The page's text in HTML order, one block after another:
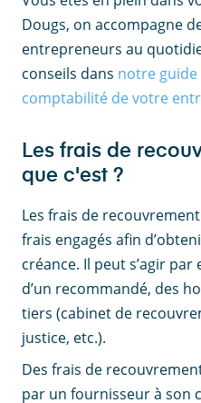
Dougs, on accompagne
entrepreneurs au
conseils dans notre
comptabilité de votre
Les frais de
que c'est ?
Les frais de
frais engagés afin
créance. Il peut s’agir par
d’un recommandé, des
tiers (cabinet de
justice, etc.).
Des frais de
par un fournisseur à son